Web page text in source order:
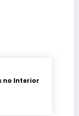
no Interior